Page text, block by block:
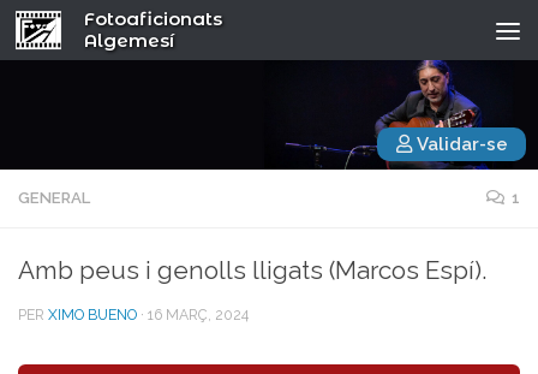
Fotoaficionats
Algemesí
Validar-se
GENERAL 1
Amb peus i genolls lligats (Marcos Espí).
PER XIMO BUENO · 16 MARÇ, 2024